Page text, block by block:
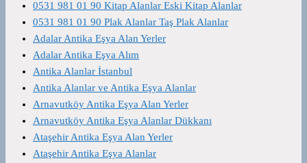
0531 981 01 90 Kitap Alanlar Eski Kitap Alanlar
0531 981 01 90 Plak Alanlar Taş Plak Alanlar
Adalar Antika Eşya Alan Yerler
Adalar Antika Eşya Alım
Antika Alanlar İstanbul
Antika Alanlar ve Antika Eşya Alanlar
Arnavutköy Antika Eşya Alan Yerler
Arnavutköy Antika Eşya Alanlar Dükkanı
Ataşehir Antika Eşya Alan Yerler
Ataşehir Antika Eşya Alanlar